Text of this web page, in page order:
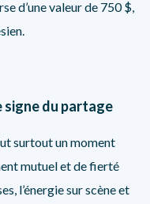
d’une valeur de 750 $,
signe du partage
surtout un moment
mutuel et de fierté
l’énergie sur scène et